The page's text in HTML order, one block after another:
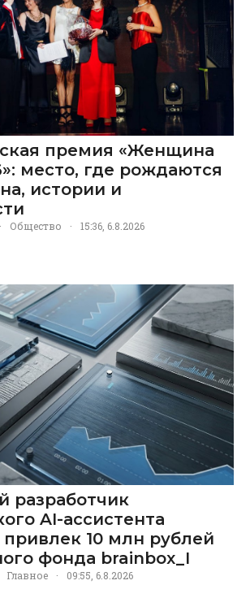
премия «Женщина
место, где рождаются
истории и
· Общество · 15:36, 6.8.2026
разработчик
AI-ассистента
10 млн рублей
фонда brainbox_I
Главное · 09:55, 6.8.2026